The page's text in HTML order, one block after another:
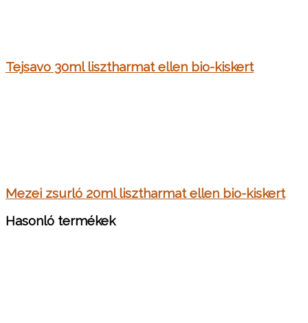
Tejsavo 30ml lisztharmat ellen bio-kiskert
Mezei zsurló 20ml lisztharmat ellen bio-kiskert
Hasonló termékek